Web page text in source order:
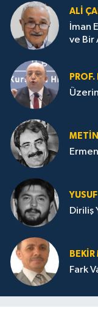
ALI
İman
ve
Diriliş
Fark